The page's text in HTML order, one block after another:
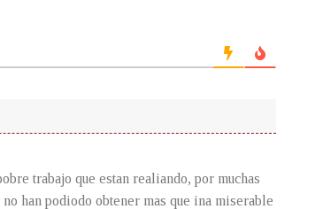
trabajo que estan realiando, por muchas
han podiodo obtener mas que ina miserable